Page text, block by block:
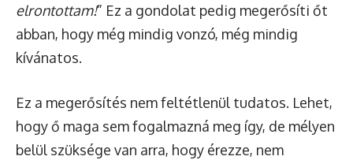
elrontottam!” Ez a gondolat pedig megerősíti őt
abban, hogy még mindig vonzó, még mindig
kívánatos.
Ez a megerősítés nem feltétlenül tudatos. Lehet,
hogy ő maga sem fogalmazná meg így, de mélyen
belül szüksége van arra, hogy érezze, nem